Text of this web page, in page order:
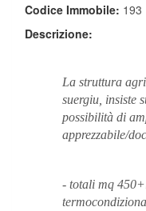
Codice Immobile: 193
Descrizione:
La struttura
suergiu, insiste
possibilità di
apprezzabile/
- totali mq